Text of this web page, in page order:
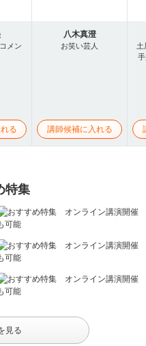
メン
る
八木真澄
お笑い芸人
講師候補に入れる
土
特集
見る